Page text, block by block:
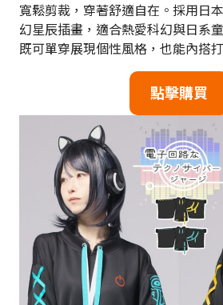
寬鬆剪裁，穿著舒適自在。採用日
幻星辰插畫，適合熱愛科幻與日系
既可單穿展現個性風格，也能內搭
點擊購買